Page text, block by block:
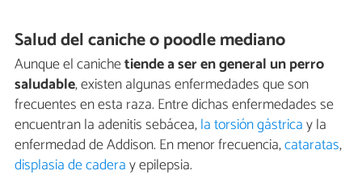
Salud del caniche o poodle mediano
Aunque el canichetiende a ser en general un perro
saludable, existen algunas enfermedades que son
frecuentes en esta raza. Entre dichas enfermedades se
encuentran la adenitis sebácea,la torsión gástricay la
enfermedad de Addison. En menor frecuencia,cataratas,
displasia de caderay epilepsia.